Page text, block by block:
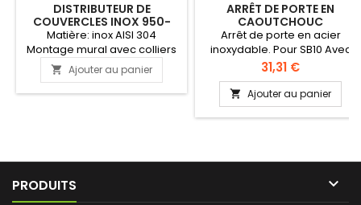
DISTRIBUTEUR DE
COUVERCLES INOX 950-
1360 ML SIMPLE
Matière: inox AISI 304
Montage mural avec colliers
(compris) Disponible pour
plusieurs diamètres Offre un
rangement optimal des
 Ajouter au panier
ARRÊT DE PORTE EN
CAOUTCHOUC
Arrêt de porte en acier
inoxydable. Pour SB10 Avec
butée en caoutchouc.
Prix
31,31 €
 Ajouter au panier
PRODUITS 